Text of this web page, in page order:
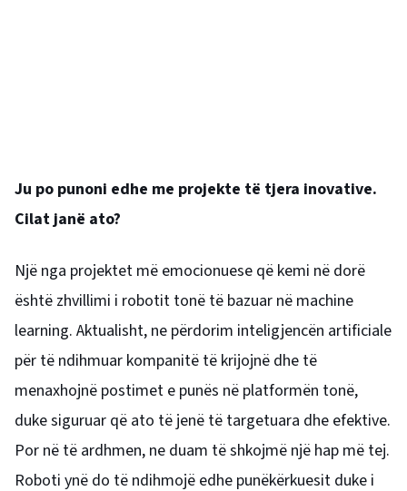
Ju po punoni edhe me projekte të tjera inovative.
Cilat janë ato?
Një nga projektet më emocionuese që kemi në dorë
është zhvillimi i robotit tonë të bazuar në machine
learning. Aktualisht, ne përdorim inteligjencën artificiale
për të ndihmuar kompanitë të krijojnë dhe të
menaxhojnë postimet e punës në platformën tonë,
duke siguruar që ato të jenë të targetuara dhe efektive.
Por në të ardhmen, ne duam të shkojmë një hap më tej.
Roboti ynë do të ndihmojë edhe punëkërkuesit duke i